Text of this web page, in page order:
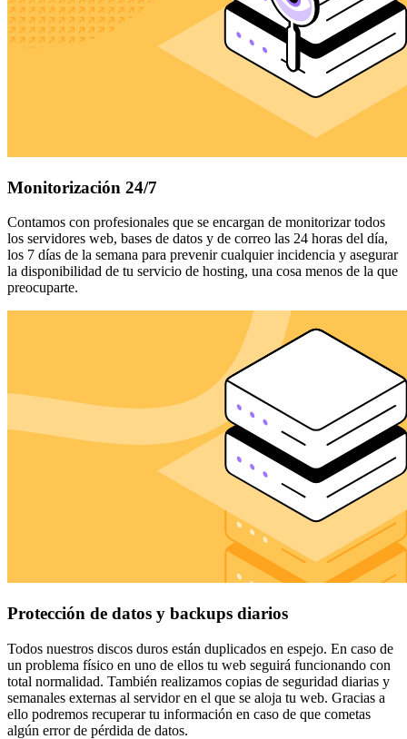
Monitorización 24/7
Contamos con profesionales que se encargan de monitorizar todos
los servidores web, bases de datos y de correo las 24 horas del día,
los 7 días de la semana para prevenir cualquier incidencia y asegurar
la disponibilidad de tu servicio de hosting, una cosa menos de la que
preocuparte.
Protección de datos y backups diarios
Todos nuestros discos duros están duplicados en espejo. En caso de
un problema físico en uno de ellos tu web seguirá funcionando con
total normalidad. También realizamos copias de seguridad diarias y
semanales externas al servidor en el que se aloja tu web. Gracias a
ello podremos recuperar tu información en caso de que cometas
algún error de pérdida de datos.